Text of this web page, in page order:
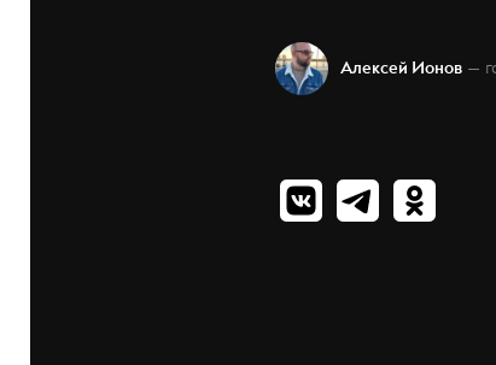
Алексей Ионов —